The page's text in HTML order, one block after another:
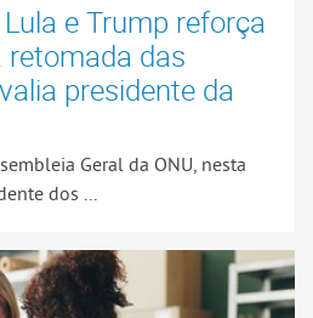
e Trump reforça
das
presidente da
Geral da ONU, nesta
dos ...